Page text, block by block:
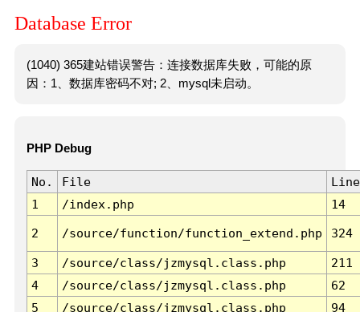
Database Error
(1040) 365建站错误警告：连接数据库失败，可能的原
因：1、数据库密码不对; 2、mysql未启动。
PHP Debug
No. File
Line
1
/index.php 14
2 /source/function/function_extend.php 324
3 /source/class/jzmysql.class.php
211
4
/source/class/jzmysql.class.php
62
5
/source/class/jzmysql.class.php
94